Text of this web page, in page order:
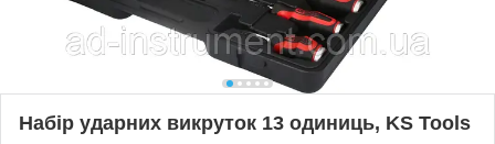
Набір ударних викруток 13 одиниць, KS Tools